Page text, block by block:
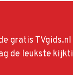
gratis
de leukste